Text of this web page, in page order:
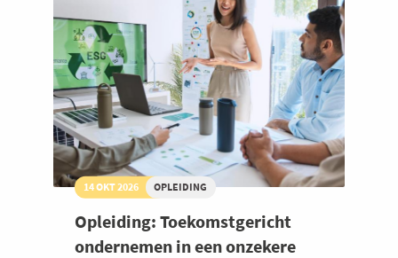
14 OKT 2026 OPLEIDING
Opleiding: Toekomstgericht
ondernemen in een onzekere